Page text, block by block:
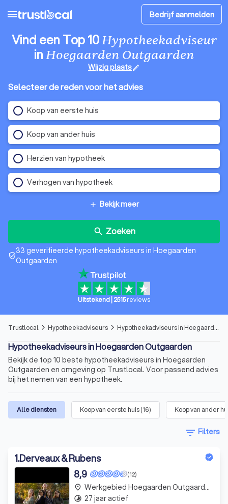
menu Bedrijf aanmelden
Vind een Top 10Hypotheekadviseur
inHoegaarden Outgaarden
Wijzig plaatsedit
Selecteer de reden voor het advies
Koop van eerste huis
Koop van ander huis
Herzien van hypotheek
Verhogen van hypotheek
add Bekijk meer
search Zoeken
verified_user
33 geverifieerde hypotheekadviseurs in Hoegaarden
Outgaarden
Uitstekend 2515reviews
Trustlocal arrow_forward_ios Hypotheekadviseurs arrow_forward_ios Hypotheekadviseurs in Hoegaarden Outgaarden
Hypotheekadviseurs in Hoegaarden Outgaarden
Bekijk de top 10 beste hypotheekadviseurs in Hoegaarden
Outgaarden en omgeving op Trustlocal. Voor passend advies
bij het nemen van een hypotheek.
Alle diensten Koop van eerste huis(16) Koop van ander
filter_list Filters
1.Derveaux & Rubens
(12)
8,9
place Werkgebied Hoegaarden Outgaarden
timelapse 27 jaar actief